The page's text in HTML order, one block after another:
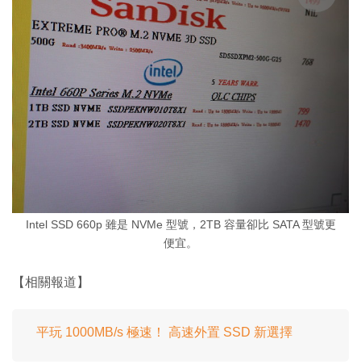
Intel SSD 660p 雖是 NVMe 型號，2TB 容量卻比 SATA 型號更
便宜。
【相關報道】
平玩 1000MB/s 極速！ 高速外置 SSD 新選擇